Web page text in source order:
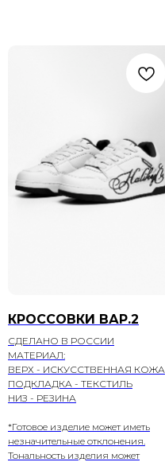
КРОССОВКИ ВАР.2
СДЕЛАНО В РОССИИ
МАТЕРИАЛ:
ВЕРХ - ИСКУССТВЕННАЯ КОЖА
ПОДКЛАДКА - ТЕКСТИЛЬ
НИЗ - РЕЗИНА
*Готовое изделие может иметь
незначительные отклонения.
Тональность изделия может